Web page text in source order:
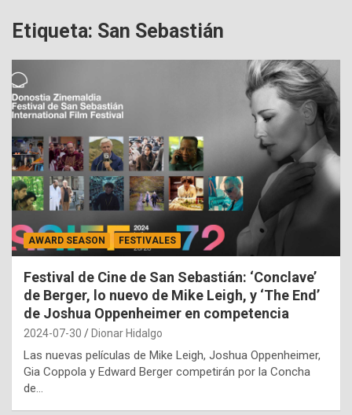
Etiqueta: San Sebastián
AWARD SEASON FESTIVALES
Festival de Cine de San Sebastián: ‘Conclave’
de Berger, lo nuevo de Mike Leigh, y ‘The End’
de Joshua Oppenheimer en competencia
2024-07-30 Dionar Hidalgo
Las nuevas películas de Mike Leigh, Joshua Oppenheimer,
Gia Coppola y Edward Berger competirán por la Concha
de…